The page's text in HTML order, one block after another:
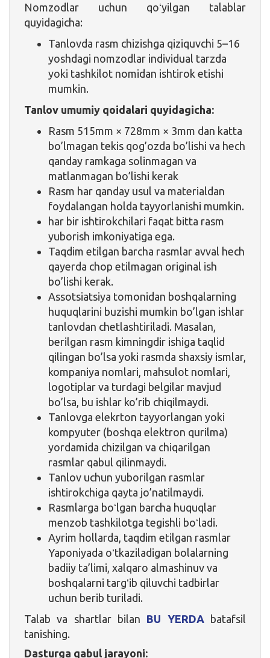
Nomzodlar uchun qoʻyilgan talablar
quyidagicha:
Tanlovda rasm chizishga qiziquvchi 5–16
yoshdagi nomzodlar individual tarzda
yoki tashkilot nomidan ishtirok etishi
mumkin.
Tanlov umumiy qoidalari quyidagicha:
Rasm 515mm × 728mm × 3mm dan katta
bo’lmagan tekis qog’ozda bo’lishi va hech
qanday ramkaga solinmagan va
matlanmagan bo’lishi kerak
Rasm har qanday usul va materialdan
foydalangan holda tayyorlanishi mumkin.
har bir ishtirokchilari faqat bitta rasm
yuborish imkoniyatiga ega.
Taqdim etilgan barcha rasmlar avval hech
qayerda chop etilmagan original ish
bo’lishi kerak.
Assotsiatsiya tomonidan boshqalarning
huquqlarini buzishi mumkin bo’lgan ishlar
tanlovdan chetlashtiriladi. Masalan,
berilgan rasm kimningdir ishiga taqlid
qilingan bo’lsa yoki rasmda shaxsiy ismlar,
kompaniya nomlari, mahsulot nomlari,
logotiplar va turdagi belgilar mavjud
bo’lsa, bu ishlar ko’rib chiqilmaydi.
Tanlovga elekrton tayyorlangan yoki
kompyuter (boshqa elektron qurilma)
yordamida chizilgan va chiqarilgan
rasmlar qabul qilinmaydi.
Tanlov uchun yuborilgan rasmlar
ishtirokchiga qayta jo’natilmaydi.
Rasmlarga boʻlgan barcha huquqlar
menzob tashkilotga tegishli boʻladi.
Ayrim hollarda, taqdim etilgan rasmlar
Yaponiyada oʻtkaziladigan bolalarning
badiiy ta’limi, xalqaro almashinuv va
boshqalarni targʻib qiluvchi tadbirlar
uchun berib turiladi.
Talab va shartlar bilan BU YERDA batafsil
tanishing.
Dasturga qabul jarayoni: